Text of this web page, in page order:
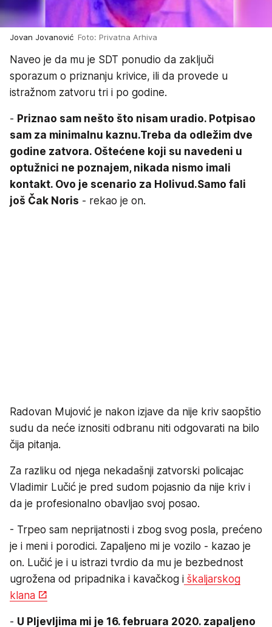
Jovan Jovanović Foto: Privatna Arhiva
Naveo je da mu je SDT ponudio da zaključi
sporazum o priznanju krivice, ili da provede u
istražnom zatvoru tri i po godine.
- Priznao sam nešto što nisam uradio. Potpisao
sam za minimalnu kaznu.Treba da odležim dve
godine zatvora. Oštećene koji su navedeni u
optužnici ne poznajem, nikada nismo imali
kontakt. Ovo je scenario za Holivud.Samo fali
još Čak Noris - rekao je on.
Radovan Mujović je nakon izjave da nije kriv saopštio
sudu da neće iznositi odbranu niti odgovarati na bilo
čija pitanja.
Za razliku od njega nekadašnji zatvorski policajac
Vladimir Lučić je pred sudom pojasnio da nije kriv i
da je profesionalno obavljao svoj posao.
- Trpeo sam neprijatnosti i zbog svog posla, prećeno
je i meni i porodici. Zapaljeno mi je vozilo - kazao je
on. Lučić je i u istrazi tvrdio da mu je bezbednost
ugrožena od pripadnika i kavačkog i škaljarskog
klana
- U Pljevljima mi je 16. februara 2020. zapaljeno